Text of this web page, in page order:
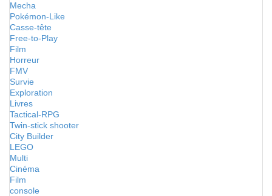
Mecha
Pokémon-Like
Casse-tête
Free-to-Play
Film
Horreur
FMV
Survie
Exploration
Livres
Tactical-RPG
Twin-stick shooter
City Builder
LEGO
Multi
Cinéma
Film
console